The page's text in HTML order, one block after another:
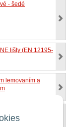
- šedé
lišty (EN 12195-
lemovaním a